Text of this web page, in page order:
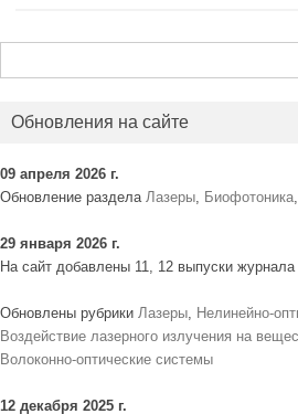
Обновления на сайте
09 апреля 2026 г.
Обновление раздела Лазеры, Биофотоника,
29 января 2026 г.
На сайт добавлены 11, 12 выпуски журнала
Обновлены рубрики Лазеры, Нелинейно-
Воздействие лазерного излучения на
Волоконно-оптические системы
12 декабря 2025 г.